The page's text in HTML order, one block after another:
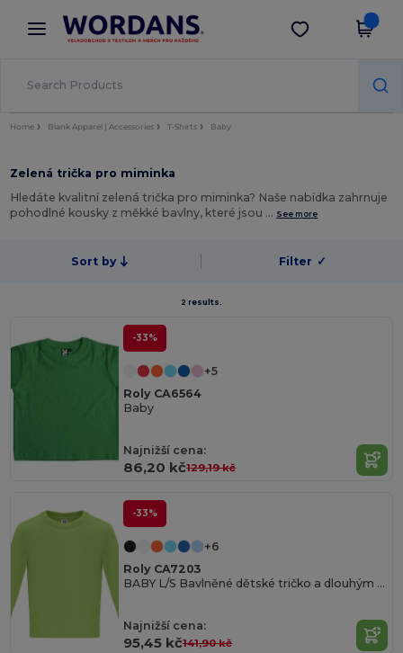
× Aplikace Wordans
Lepší ceny v aplikaci!
Stáhnout app
Home Blank Apparel | Accessories T-Shirts Baby
Zelená trička pro miminka
Hledáte kvalitní zelená trička pro miminka? Naše nabídka zahrnuje
pohodlné kousky z měkké bavlny, které jsou … See more
Sort by Filter ✓
2 results.
-33%
+5
Roly CA6564
Baby
Najnižší cena:
86,20 kč129,19 kč
-33%
+6
Roly CA7203
BABY L/S Bavlněné dětské tričko a dlouhým rukávem
Najnižší cena:
95,45 kč141,90 kč